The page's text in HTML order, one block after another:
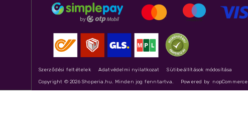
Szerződési feltételek Adatvédelmi nyilatkozat
Sütibeállítások módosítása
Copyright © 2026 Shoperia.hu. Minden jog fenntartva.
Powered by nopCommerce